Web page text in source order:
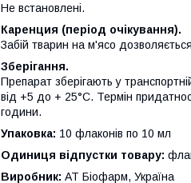
Не встановлені.
Каренция (період очікування).
Забій тварин на м'ясо
Зберігання.
Препарат зберігають у
від +5 до + 25°С. Термін
години.
Упаковка: 10 флаконів по 10 мл
Одиниця відпустки товару:
Виробник: АТ Біофарм, Україна